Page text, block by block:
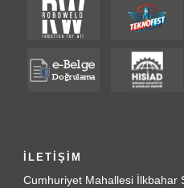
İLETİŞİM
Cumhuriyet Mahallesi İlkbahar